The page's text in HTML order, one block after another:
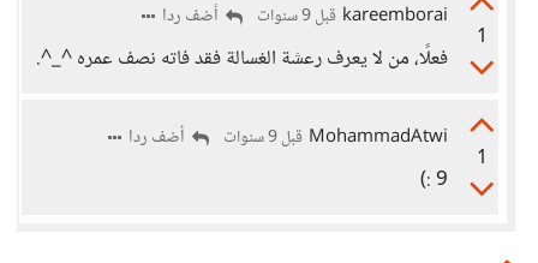
1
kareemborai قبل 9 سنوات أضف ردا
فعلًا، من لا يعرف رعشة الغسالة فقد فاته نصف عمره ^_^.
1
MohammadAtwi قبل 9 سنوات أضف ردا
9 :)